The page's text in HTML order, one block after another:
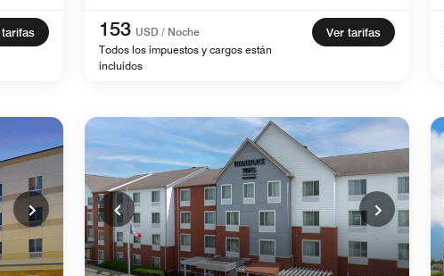
153 USD / Noche
Todos los impuestos y cargos están
incluidos
Ver tarifas